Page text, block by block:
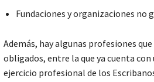
Fundaciones y organizaciones no
Además, hay algunas profesiones
obligados, entre la que ya cuenta
ejercicio profesional de los